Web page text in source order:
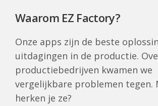
Waarom EZ Factory?
Onze apps zijn de beste
uitdagingen in de productie.
productiebedrijven kwamen we
vergelijkbare problemen tegen.
herken je ze?